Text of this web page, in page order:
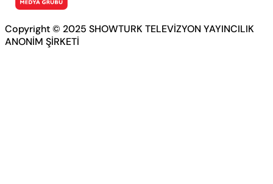
Copyright © 2025 SHOWTURK TELEVİZYON YAYINCILIK
ANONİM ŞİRKETİ